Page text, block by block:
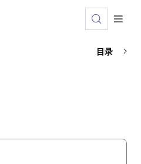
documentation index is
目录